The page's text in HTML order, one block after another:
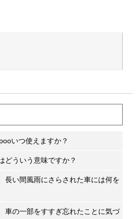
いつ使えますか？
どういう意味ですか？
長い間風雨にさらされた車には何を
車の一部をすすぎ忘れたことに気づ